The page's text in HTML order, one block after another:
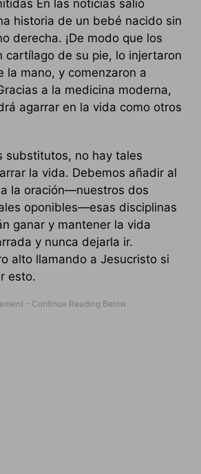
En las noticias salió
historia de un bebé nacido sin
derecha. ¡De modo que los
cartílago de su pie, lo injertaron
la mano, y comenzaron a
a la medicina moderna,
agarrar en la vida como otros
substitutos, no hay tales
la vida. Debemos añadir al
la oración—nuestros dos
oponibles—esas disciplinas
ganar y mantener la vida
y nunca dejarla ir.
alto llamando a Jesucristo si
esto.